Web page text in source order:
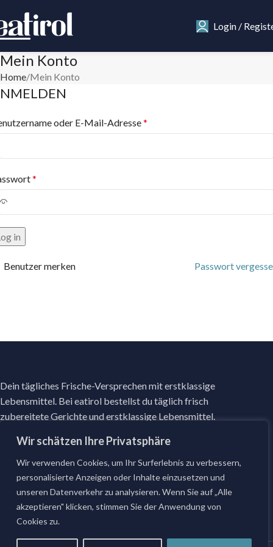
Wir schätzen Ihre Privatsphäre
Wir verwenden Cookies, um Ihr Surferlebnis zu verbessern,
personalisierte Anzeigen oder Inhalte einzusetzen und
unseren Datenverkehr zu analysieren. Wenn Sie auf „Alle
akzeptieren" klicken, stimmen Sie der Anwendung von
Cookies zu.
Login /
Mein Konto
Home Mein Konto
oder E-Mail-Adresse*
*
in
Passwort
Benutzer merken
Dein tägliches Frische-Versprechen mit erstklassige
Lebensmittel. Bei eatirol bestellst du täglich frisch
zubereitete Gerichte und erstklassige Lebensmittel.
Wunschgericht
Impressum
AGB
Facebook
Instagram